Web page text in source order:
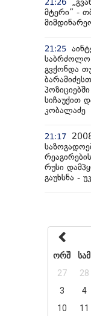
21:26
მტერი” -
21:25
საბრძოლო
გვქონდა
სიჩაუქით
კობალაძე
21:17
რუსი
გაუხსნა -
ორშ
სამ
27
28
3
4
10
11